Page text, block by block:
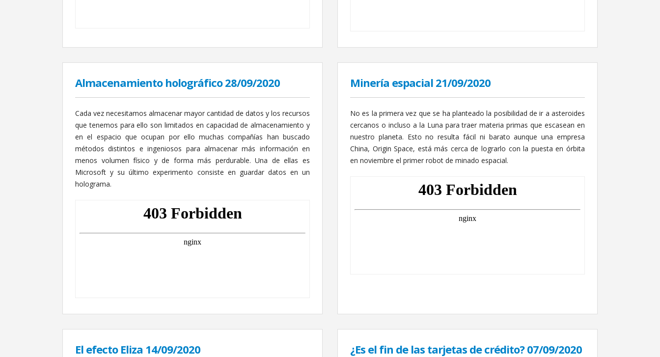
Almacenamiento holográfico 28/09/2020
Cada vez necesitamos almacenar mayor cantidad de datos y los recursos
que tenemos para ello son limitados en capacidad de almacenamiento y
en el espacio que ocupan por ello muchas compañías han buscado
métodos distintos e ingeniosos para almacenar más información en
menos volumen físico y de forma más perdurable. Una de ellas es
Microsoft y su último experimento consiste en guardar datos en un
holograma.
Minería espacial 21/09/2020
No es la primera vez que se ha planteado la posibilidad de ir a asteroides
cercanos o incluso a la Luna para traer materia primas que escasean en
nuestro planeta. Esto no resulta fácil ni barato aunque una empresa
China, Origin Space, está más cerca de lograrlo con la puesta en órbita
en noviembre el primer robot de minado espacial.
El efecto Eliza 14/09/2020 ¿Es el fin de las tarjetas de crédito? 07/09/2020